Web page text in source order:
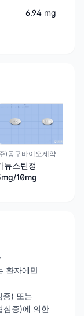
6.94 mg
)동구바이오제약
듀스틴정
10mg
환자에만
증) 또는
심증)에 의한